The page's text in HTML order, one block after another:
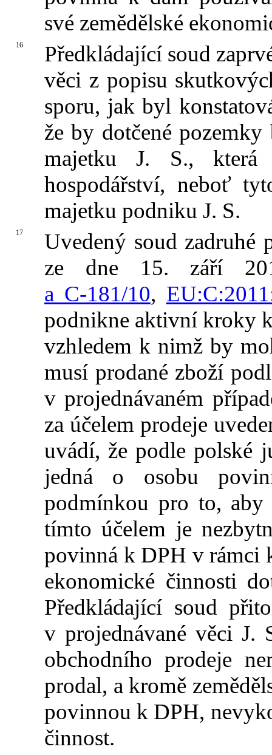
své zemědělské
16
Předkládající soud
věci z popisu
sporu, jak byl
že by dotčené
majetku J. S., která
hospodářství, neboť
majetku podniku J. S.
17
Uvedený soud zadruhé
ze dne 15. září
a C‑181/10,
podnikne aktivní kroky
vzhledem k nimž by
musí prodané zboží
v projednávaném
za účelem prodeje
uvádí, že podle polské
jedná o osobu
podmínkou pro to,
tímto účelem je
povinná k DPH v rámci
ekonomické činnosti
Předkládající soud
v projednávané věci J.
obchodního prodeje
prodal, a kromě
povinnou k DPH,
činnost.